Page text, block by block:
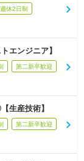
休2日制
エンジニア】
第二新卒歓迎
生産技術】
第二新卒歓迎